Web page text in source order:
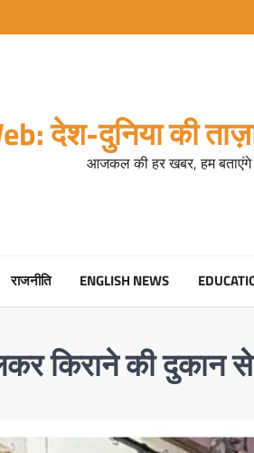
देश-दुनिया की
आजकल की हर खबर, हम बताएंगे
राजनीति ENGLISH NEWS
किराने की दुकान से